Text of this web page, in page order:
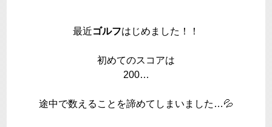
最近ゴルフはじめました！！
初めてのスコアは
200…
途中で数えることを諦めてしまいました…💦